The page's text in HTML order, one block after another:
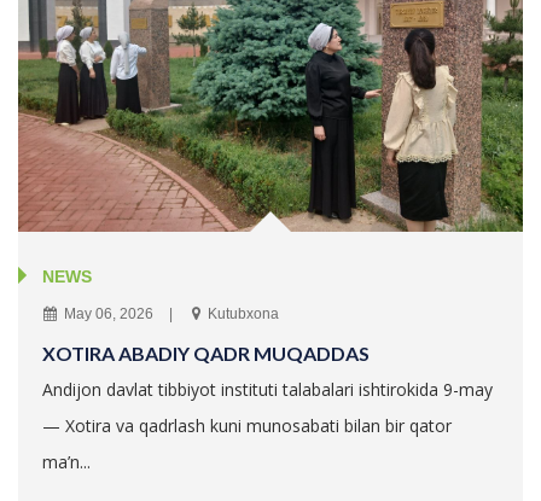
NEWS
May 06, 2026 Kutubxona
XOTIRA ABADIY QADR MUQADDAS
Andijon davlat tibbiyot instituti talabalari ishtirokida 9-may
— Xotira va qadrlash kuni munosabati bilan bir qator
ma’n...